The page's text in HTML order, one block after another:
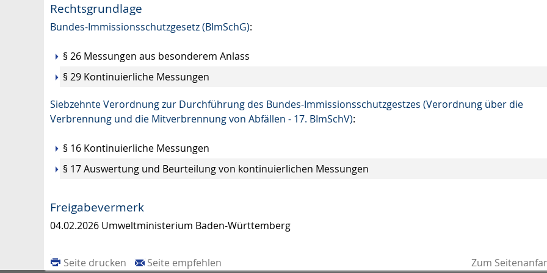
Rechtsgrundlage
Bundes-Immissionsschutzgesetz (BImSchG):
§ 26 Messungen aus besonderem Anlass
§ 29 Kontinuierliche Messungen
Siebzehnte Verordnung zur Durchführung des Bundes-Immissionsschutzgestzes (Verordnung über die
Verbrennung und die Mitverbrennung von Abfällen - 17. BImSchV):
§ 16 Kontinuierliche Messungen
§ 17 Auswertung und Beurteilung von kontinuierlichen Messungen
Freigabevermerk
04.02.2026 Umweltministerium Baden-Württemberg
Zum
Seite drucken Seite empfehlen